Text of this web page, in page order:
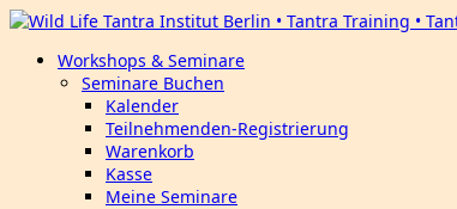
Workshops & Seminare
Seminare Buchen
Kalender
Teilnehmenden-Registrierung
Warenkorb
Kasse
Meine Seminare